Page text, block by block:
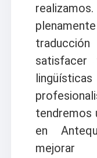
satisfacer
tendremos
en